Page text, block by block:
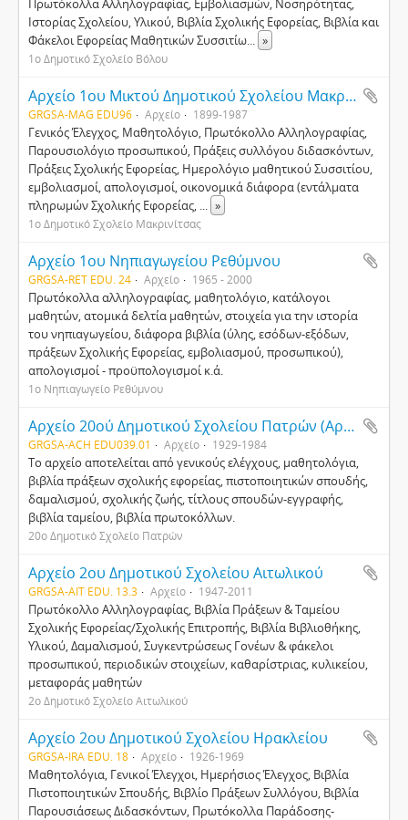
Πρωτόκολλα Αλληλογραφίας, Εμβολιασμών, Νοσηρότητας,
Ιστορίας Σχολείου, Υλικού, Βιβλία Σχολικής Εφορείας, Βιβλία και
Φάκελοι Εφορείας Μαθητικών Συσσιτίω... »
1ο Δημοτικό Σχολείο Βόλου
Αρχείο 1ου Μικτού Δημοτικού Σχολείου Μακρινίτσας
GRGSA-MAG EDU96 Αρχείο 1899-1987
Γενικός Έλεγχος, Μαθητολόγιο, Πρωτόκολλο Αλληλογραφίας,
Παρουσιολόγιο προσωπικού, Πράξεις συλλόγου διδασκόντων,
Πράξεις Σχολικής Εφορείας, Ημερολόγιο μαθητικού Συσσιτίου,
εμβολιασμοί, απολογισμοί, οικονομικά διάφορα (εντάλματα
πληρωμών Σχολικής Εφορείας, ... »
1ο Δημοτικό Σχολείο Μακρινίτσας
Αρχείο 1ου Νηπιαγωγείου Ρεθύμνου
GRGSA-RET EDU. 24 Αρχείο 1965 - 2000
Πρωτόκολλα αλληλογραφίας, μαθητολόγιο, κατάλογοι
μαθητών, ατομικά δελτία μαθητών, στοιχεία για την ιστορία
του νηπιαγωγείου, διάφορα βιβλία (ύλης, εσόδων-εξόδων,
πράξεων Σχολικής Εφορείας, εμβολιασμού, προσωπικού),
απολογισμοί - προϋπολογισμοί κ.ά.
1ο Νηπιαγωγείο Ρεθύμνου
Αρχείο 20ού Δημοτικού Σχολείου Πατρών (Αρόης)
GRGSA-ACH EDU039.01 Αρχείο 1929-1984
Το αρχείο αποτελείται από γενικούς ελέγχους, μαθητολόγια,
βιβλία πράξεων σχολικής εφορείας, πιστοποιητικών σπουδής,
δαμαλισμού, σχολικής ζωής, τίτλους σπουδών-εγγραφής,
βιβλία ταμείου, βιβλία πρωτοκόλλων.
20ο Δημοτικό Σχολείο Πατρών
Αρχείο 2ου Δημοτικού Σχολείου Αιτωλικού
GRGSA-AIT EDU. 13.3 Αρχείο 1947-2011
Πρωτόκολλο Αλληλογραφίας, Βιβλία Πράξεων & Ταμείου
Σχολικής Εφορείας/Σχολικής Επιτροπής, Βιβλία Βιβλιοθήκης,
Υλικού, Δαμαλισμού, Συγκεντρώσεως Γονέων & φάκελοι
προσωπικού, περιοδικών στοιχείων, καθαρίστριας, κυλικείου,
μεταφοράς μαθητών
2ο Δημοτικό Σχολείο Αιτωλικού
Αρχείο 2ου Δημοτικού Σχολείου Ηρακλείου
GRGSA-IRA EDU. 18 Αρχείο 1926-1969
Mαθητολόγια, Γενικοί Έλεγχοι, Hμερήσιος Έλεγχος, Bιβλία
Πιστοποιητικών Σπουδής, Βιβλίο Πράξεων Συλλόγου, Bιβλία
Παρουσιάσεως Διδασκόντων, Πρωτόκολλα Παράδοσης-